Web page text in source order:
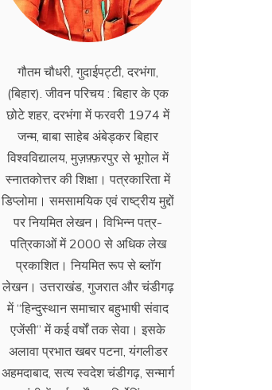
गौतम चौधरी, गुदाईपट्टी, दरभंगा,
(बिहार). जीवन परिचय : बिहार के एक
छोटे शहर, दरभंगा में फरवरी 1974 में
जन्म, बाबा साहेब अंबेड्कर बिहार
विश्वविद्यालय, मुज़फ़्फ़रपुर से भूगोल में
स्नातकोत्तर की शिक्षा। पत्रकारिता में
डिप्लोमा। समसामयिक एवं राष्ट्रीय मुद्दों
पर नियमित लेखन। विभिन्न पत्र-
पत्रिकाओं में 2000 से अधिक लेख
प्रकाशित। नियमित रूप से ब्लाॅग
लेखन। उत्तराखंड, गुजरात और चंडीगढ़
में ‘‘हिन्दुस्थान समाचार बहुभाषी संवाद
एजेंसी’’ में कई वर्षों तक सेवा। इसके
अलावा प्रभात खबर पटना, यंगलीडर
अहमदाबाद, सत्य स्वदेश चंडीगढ़, सन्मार्ग